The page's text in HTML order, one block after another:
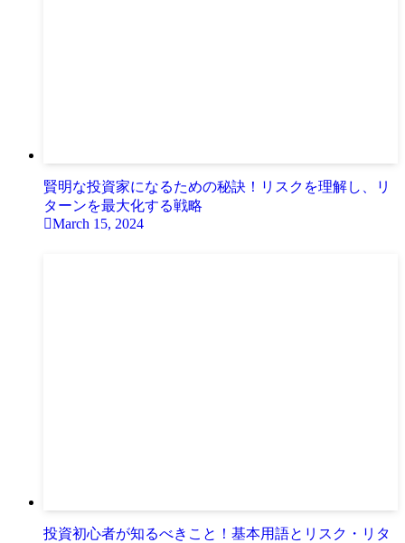
賢明な投資家になるための秘訣！リスクを理解し、リ
ターンを最大化する戦略
March 15, 2024
投資初心者が知るべきこと！基本用語とリスク・リタ